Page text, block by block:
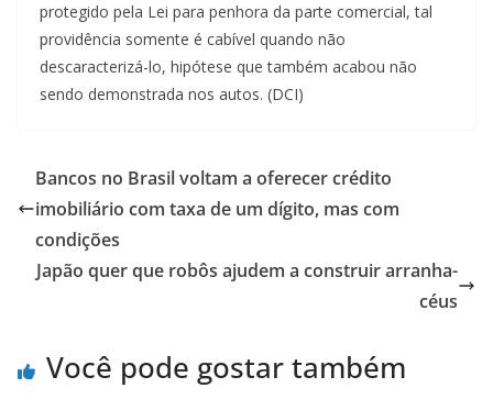
protegido pela Lei para penhora da parte comercial, tal
providência somente é cabível quando não
descaracterizá-lo, hipótese que também acabou não
sendo demonstrada nos autos. (DCI)
Bancos no Brasil voltam a oferecer crédito
imobiliário com taxa de um dígito, mas com
condições
Japão quer que robôs ajudem a construir arranha-
céus
Você pode gostar também